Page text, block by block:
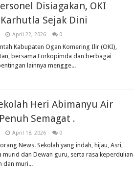
Disiagakan, OKI
Sejak Dini
April 22, 2026 0
Kabupaten Ogan Komering Ilir (OKI),
bersama Forkopimda dan berbagai
lainnya mengge...
Heri Abimanyu Air
Semagat .
April 18, 2026 0
News. Sekolah yang indah, hijau, Asri,
murid dan Dewan guru, serta rasa keperdulian
dan muri...